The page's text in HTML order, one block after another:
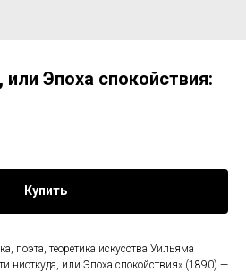
или Эпоха спокойствия:
Купить
поэта, теоретика искусства Уильяма
ниоткуда, или Эпоха спокойствия» (1890) —